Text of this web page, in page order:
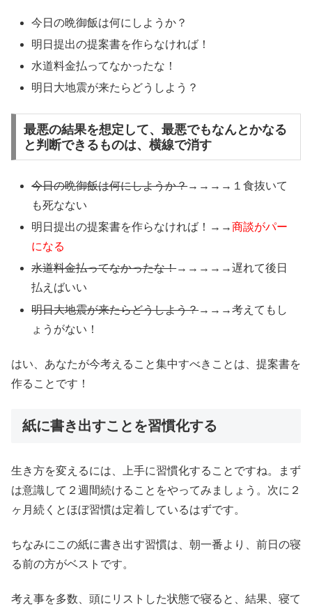
今日の晩御飯は何にしようか？
明日提出の提案書を作らなければ！
水道料金払ってなかったな！
明日大地震が来たらどうしよう？
最悪の結果を想定して、最悪でもなんとかなる
と判断できるものは、横線で消す
今日の晩御飯は何にしようか？→→→→１食抜いて
も死なない
明日提出の提案書を作らなければ！→→商談がパー
になる
水道料金払ってなかったな！→→→→→遅れて後日
払えばいい
明日大地震が来たらどうしよう？→→→考えてもし
ょうがない！
はい、あなたが今考えること集中すべきことは、提案書を
作ることです！
紙に書き出すことを習慣化する
生き方を変えるには、上手に習慣化することですね。まず
は意識して２週間続けることをやってみましょう。次に２
ヶ月続くとほぼ習慣は定着しているはずです。
ちなみにこの紙に書き出す習慣は、朝一番より、前日の寝
る前の方がベストです。
考え事を多数、頭にリストした状態で寝ると、結果、寝て